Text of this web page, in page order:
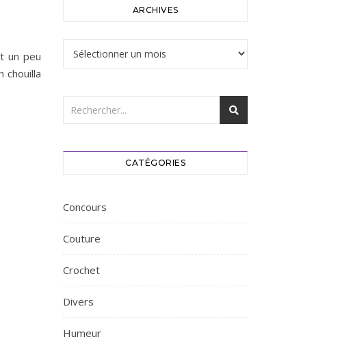
un peu
chouilla
ARCHIVES
Archives
CATÉGORIES
Concours
Couture
Crochet
Divers
Humeur